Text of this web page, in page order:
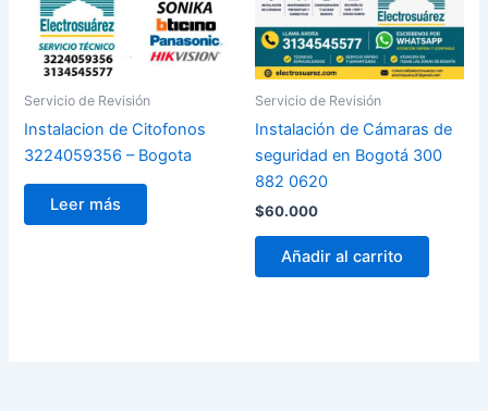
Servicio de Revisión
Instalacion de Citofonos
3224059356 – Bogota
Leer más
Servicio de Revisión
Instalación de Cámaras de
seguridad en Bogotá 300
882 0620
$60.000
Añadir al carrito